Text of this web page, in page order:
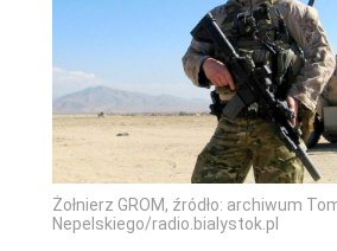
Żołnierz GROM, źródło: archiwum
Nepelskiego/radio.bialystok.pl